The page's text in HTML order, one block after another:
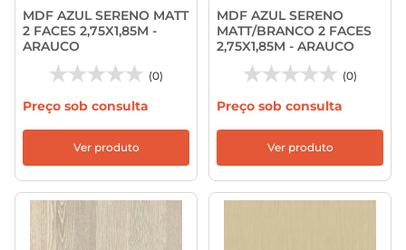
MDF AZUL SERENO MATT
2 FACES 2,75X1,85M -
ARAUCO
(0)
Preço sob consulta
Ver produto
MDF AZUL SERENO
MATT/BRANCO 2 FACES
2,75X1,85M - ARAUCO
(0)
Preço sob consulta
Ver produto